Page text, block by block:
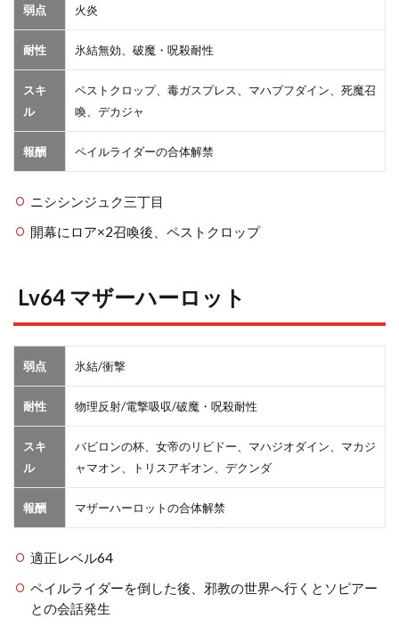
弱点 火炎
耐性 氷結無効、破魔・呪殺耐性
スキ
ル
ペストクロップ、毒ガスプレス、マハブフダイン、死魔召
喚、デカジャ
報酬 ペイルライダーの合体解禁
ニシシンジュク三丁目
開幕にロア×2召喚後、ペストクロップ
Lv64 マザーハーロット
弱点 氷結/衝撃
耐性 物理反射/電撃吸収/破魔・呪殺耐性
スキ
ル
バビロンの杯、女帝のリビドー、マハジオダイン、マカジ
ャマオン、トリスアギオン、デクンダ
報酬 マザーハーロットの合体解禁
適正レベル64
ペイルライダーを倒した後、邪教の世界へ行くとソピアー
との会話発生